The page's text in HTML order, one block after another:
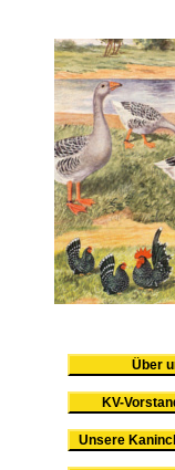
Über
KV-
Unsere